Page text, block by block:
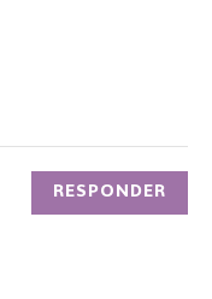
RESPONDER